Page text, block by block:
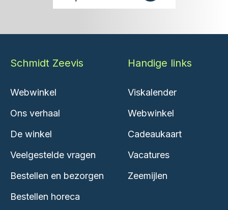
Schmidt Zeevis
Webwinkel
Ons verhaal
De winkel
Veelgestelde vragen
Bestellen en bezorgen
Bestellen horeca
Handige links
Viskalender
Webwinkel
Cadeaukaart
Vacatures
Zeemijlen